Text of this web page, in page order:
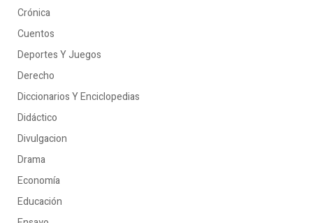
Crónica
Cuentos
Deportes Y Juegos
Derecho
Diccionarios Y Enciclopedias
Didáctico
Divulgacion
Drama
Economía
Educación